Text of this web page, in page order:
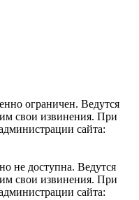
ограничен. Ведутся
свои извинения. При
сайта:
не доступна. Ведутся
свои извинения. При
сайта: